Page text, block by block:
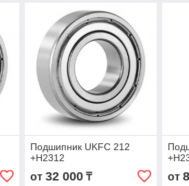
Подшипник UKFC 212
+H2312
от 32 000₸ от